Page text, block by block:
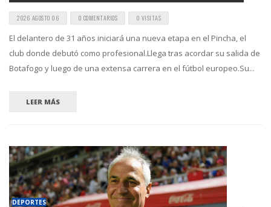
2026 AGOSTO 06 0 COMENTARIOS 0 VISITAS
El delantero de 31 años iniciará una nueva etapa en el Pincha, el
club donde debutó como profesional.Llega tras acordar su salida de
Botafogo y luego de una extensa carrera en el fútbol europeo.Su...
LEER MÁS
DEPORTES